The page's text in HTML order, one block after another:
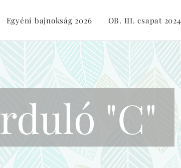
Egyéni bajnokság 2026 OB. III. csapat 2024
"C"